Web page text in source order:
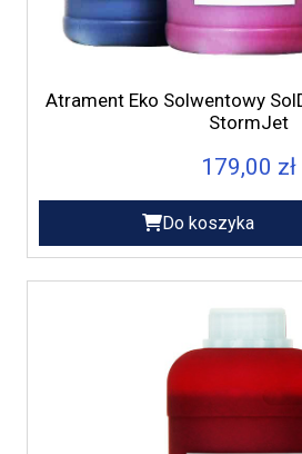
Atrament Eko Solwentowy
StormJet
179,00 zł
Do koszyka